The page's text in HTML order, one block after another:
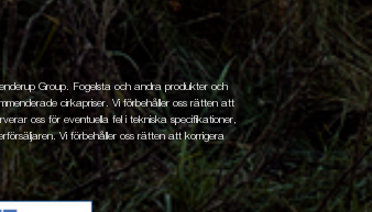
Group. Fogelsta och andra produkter och
cirkapriser. Vi förbehåller oss rätten att
oss för eventuella fel i tekniska specifikationer,
Vi förbehåller oss rätten att korrigera